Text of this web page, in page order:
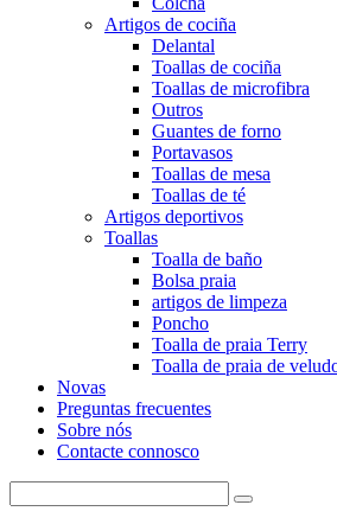
Artigos de cociña
Delantal
Toallas de cociña
Toallas de microfibra
Outros
Guantes de forno
Portavasos
Toallas de mesa
Toallas de té
Artigos deportivos
Toallas
Toalla de baño
Bolsa praia
artigos de limpeza
Poncho
Toalla de praia Terry
Toalla de praia de
Novas
Preguntas frecuentes
Sobre nós
Contacte connosco